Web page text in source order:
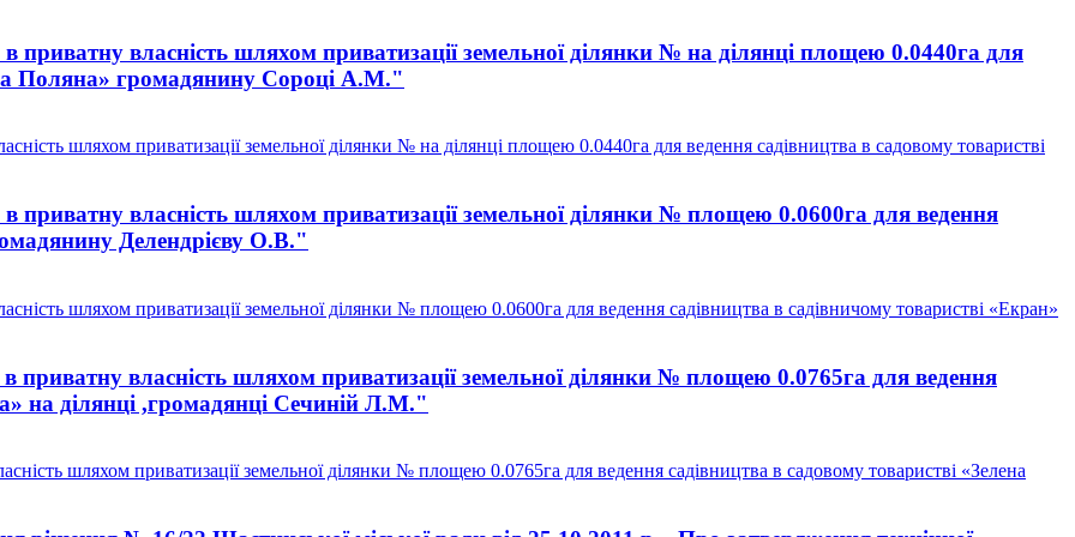
власність шляхом приватизації земельної ділянки № на ділянці площею 0.0440га для
Поляна» громадянину Сороці А.М."
шляхом приватизації земельної ділянки № на ділянці площею 0.0440га для ведення садівництва в садовому товаристві
власність шляхом приватизації земельної ділянки № площею 0.0600га для ведення
Делендрієву О.В."
шляхом приватизації земельної ділянки № площею 0.0600га для ведення садівництва в садівничому товаристві «Екран»
власність шляхом приватизації земельної ділянки № площею 0.0765га для ведення
на ділянці ,громадянці Сечиній Л.М."
шляхом приватизації земельної ділянки № площею 0.0765га для ведення садівництва в садовому товаристві «Зелена